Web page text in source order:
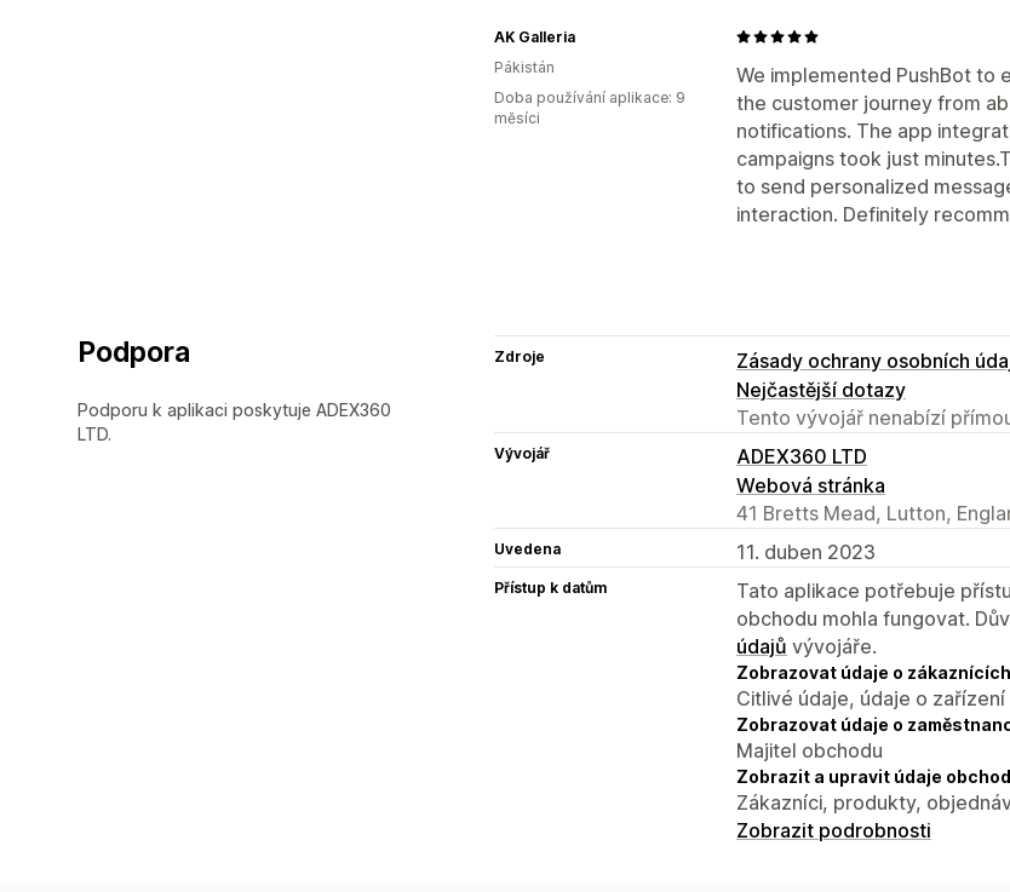
We implemented PushBot to
the customer journey from
notifications. The app
campaigns took just
to send personalized
interaction. Definitely
AK Galleria
Pákistán
Doba používání aplikace: 9
měsíci
Podpora
Podporu k aplikaci poskytuje ADEX360
LTD.
Zdroje
Zásady ochrany osobních
Nejčastější dotazy
Tento vývojář nenabízí
Vývojář
ADEX360 LTD
Webová stránka
41 Bretts Mead, Lutton,
Uvedena 11. duben 2023
Přístup k datům
Tato aplikace potřebuje
obchodu mohla fungovat.
údajů vývojáře.
Zobrazovat údaje o
Citlivé údaje, údaje o
Zobrazovat údaje o
Majitel obchodu
Zobrazit a upravit údaje
Zákazníci, produkty,
Zobrazit podrobnosti